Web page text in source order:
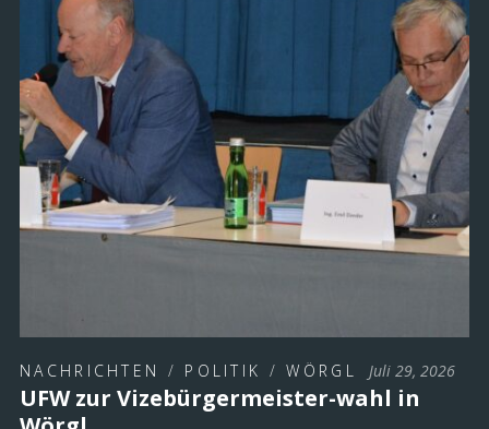
NACHRICHTEN / POLITIK /WÖRGL Juli 29, 2026
UFW zur Vizebürgermeister-wahl in